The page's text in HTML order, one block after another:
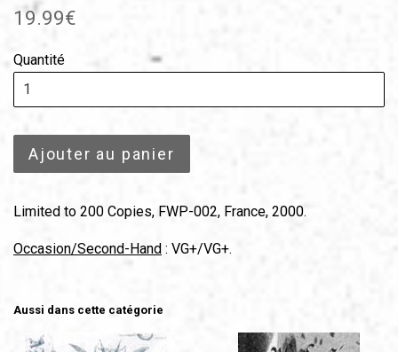
Prix
19.99€
Quantité
Ajouter au panier
Limited to 200 Copies, FWP-002, France, 2000.
Occasion/Second-Hand : VG+/VG+.
Aussi dans cette catégorie